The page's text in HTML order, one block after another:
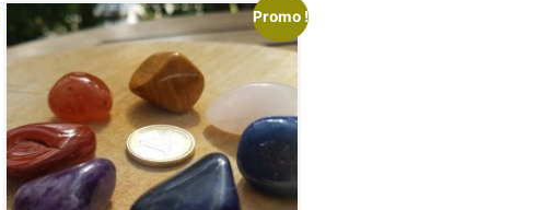
Promo !